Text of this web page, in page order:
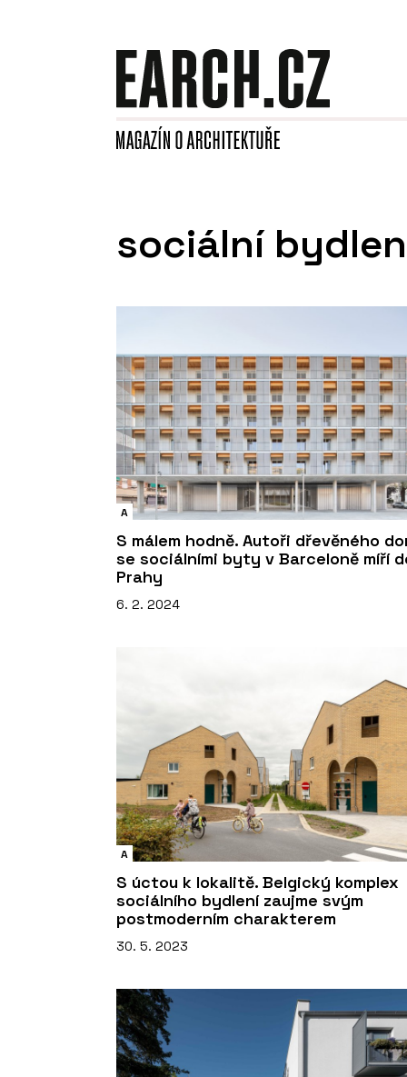
sociální
A
S málem hodně. Autoři dřevěného
se sociálními byty v Barceloně míří
Prahy
6. 2. 2024
A
S úctou k lokalitě. Belgický komplex
sociálního bydlení zaujme svým
postmoderním charakterem
30. 5. 2023